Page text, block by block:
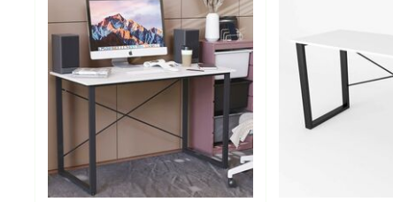
2 802грн. 3 297грн.
-15%